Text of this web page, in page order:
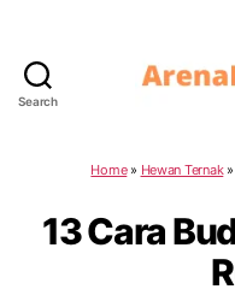
Search
Home» Hewan Ternak»
13 Cara